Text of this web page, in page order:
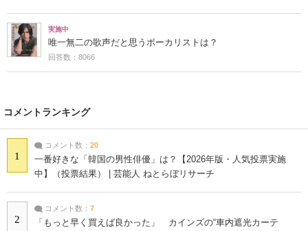
実施中
唯一無二の歌声だと思うボーカリストは？
回答数：8066
コメントランキング
1
コメント数： 20
一番好きな「韓国の男性俳優」は？【2026年版・人気投票実施
中】（投票結果） | 芸能人 ねとらぼリサーチ
2
コメント数： 7
「もっと早く買えば良かった」 カインズの“車内遮光カーテ